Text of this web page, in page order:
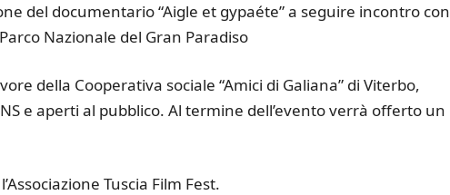
del documentario “Aigle et gypaéte” a seguire incontro con
Nazionale del Gran Paradiso
della Cooperativa sociale “Amici di Galiana” di Viterbo,
e aperti al pubblico. Al termine dell’evento verrà offerto un
Tuscia Film Fest.